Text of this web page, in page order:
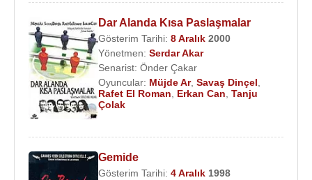
Dar Alanda Kısa Paslaşmalar
Gösterim Tarihi: 8 Aralık 2000
Yönetmen: Serdar Akar
Senarist: Önder Çakar
Oyuncular: Müjde Ar, Savaş Dinçel,
Rafet El Roman, Erkan Can, Tanju
Çolak
Gemide
Gösterim Tarihi: 4 Aralık 1998